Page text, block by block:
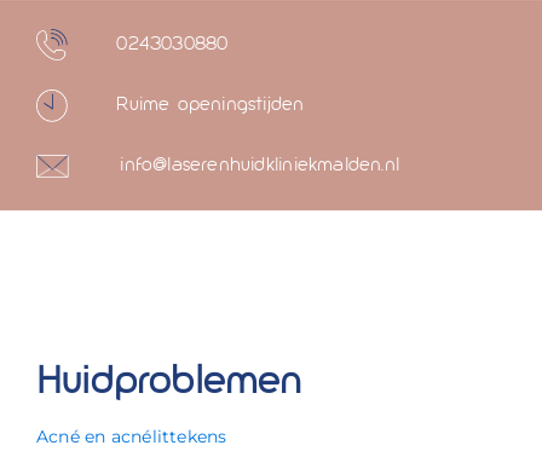
0243030880
Ruime openingstijden
info@laserenhuidkliniekmalden.nl
Huidproblemen
Acné en acnélittekens